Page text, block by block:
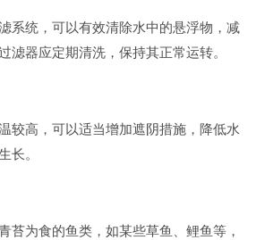
系统，可以有效清除水中的悬浮物，减
滤器应定期清洗，保持其正常运转。
较高，可以适当增加遮阴措施，降低水
长。
苔为食的鱼类，如某些草鱼、鲤鱼等，